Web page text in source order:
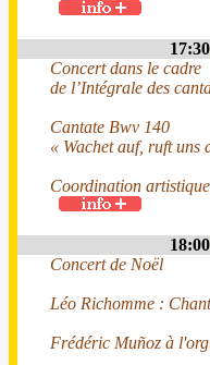
17:30
Concert dans le cadre
de l’Intégrale des
Cantate Bwv 140
« Wachet auf, ruft uns
Coordination
18:00
Concert de Noël
Léo Richomme :
Frédéric Muñoz à